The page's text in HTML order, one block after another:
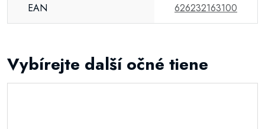
EAN 626232163100
Vybírejte další očné tiene